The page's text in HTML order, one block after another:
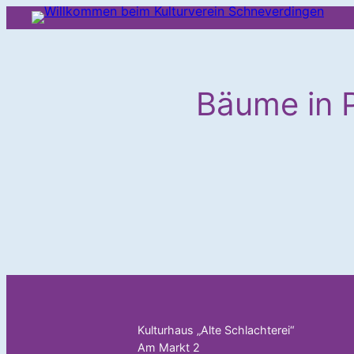
Inhalt
Bäume in
Kulturhaus „Alte Schlachterei“
Am Markt 2